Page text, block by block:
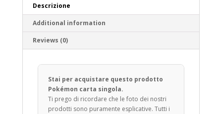
Descrizione
Additional information
Reviews (0)
Stai per acquistare questo prodotto
Pokémon carta singola.
Ti prego di ricordare che le foto dei nostri
prodotti sono puramente esplicative. Tutti i